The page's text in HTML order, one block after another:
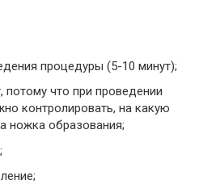
процедуры (5-10 минут);
потому что при проведении
контролировать, на какую
ножка образования;